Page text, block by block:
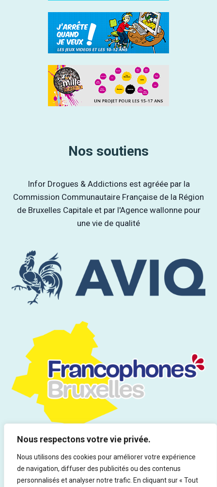
Nous respectons votre vie privée.
Nous utilisons des cookies pour améliorer votre expérience
de navigation, diffuser des publicités ou des contenus
personnalisés et analyser notre trafic. En cliquant sur « Tout
Nos soutiens
Infor Drogues & Addictions est agréée par la
Commission Communautaire Française de la Région
de Bruxelles Capitale et par l'Agence wallonne pour
une vie de qualité
Tous droits réservés | Infor Drogues & Addictions asbl - Rue du